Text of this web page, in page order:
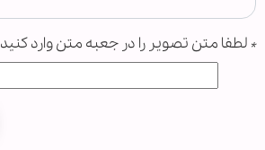
* لطفا متن تصویر را در جعبه متن وارد کنید